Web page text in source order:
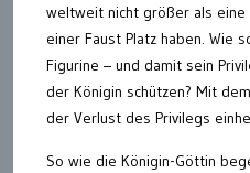
weltweit nicht größer als eine
einer Faust Platz haben. Wie
Figurine – und damit sein
der Königin schützen? Mit
der Verlust des Privilegs
So wie die Königin-Göttin